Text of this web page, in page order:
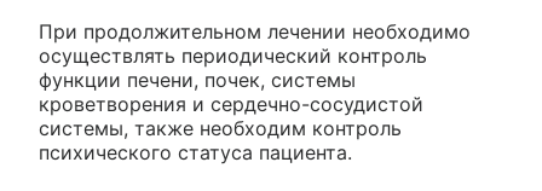
При продолжительном лечении необходимо
осуществлять периодический контроль
функции печени, почек, системы
кроветворения и сердечно-сосудистой
системы, также необходим контроль
психического статуса пациента.